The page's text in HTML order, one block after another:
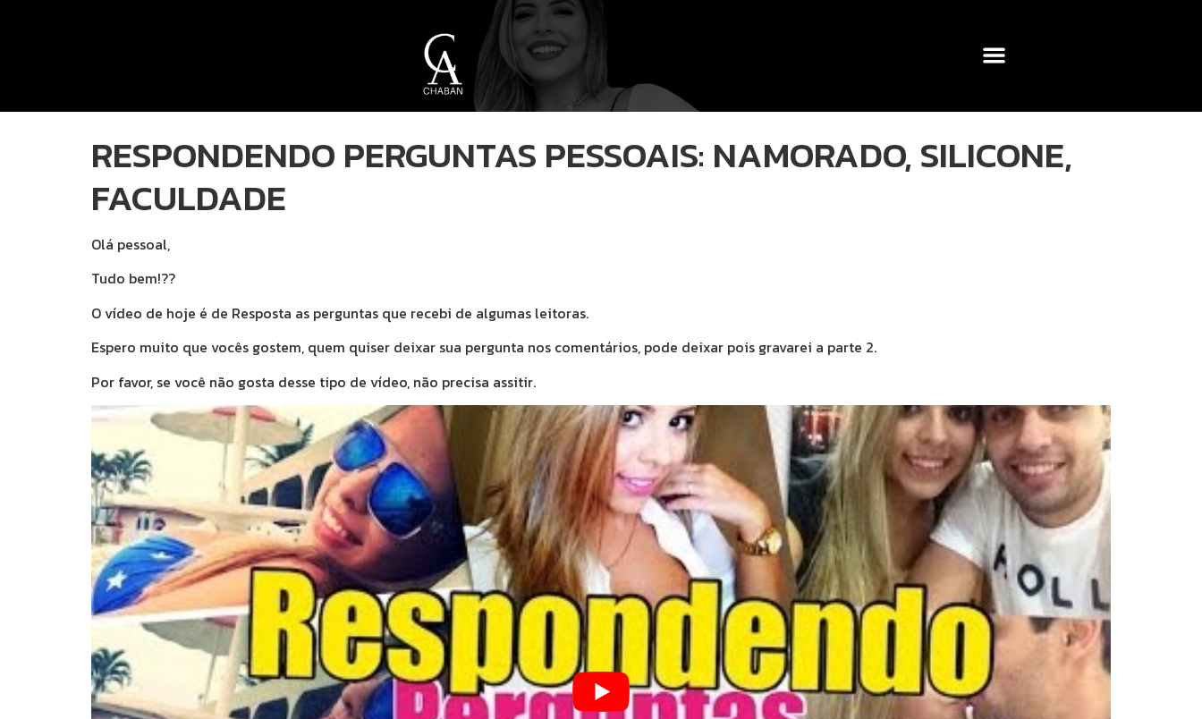
RESPONDENDO PERGUNTAS PESSOAIS: NAMORADO, SILICONE,
FACULDADE
Olá pessoal,
Tudo bem!??
O vídeo de hoje é de Resposta as perguntas que recebi de algumas leitoras.
Espero muito que vocês gostem, quem quiser deixar sua pergunta nos comentários, pode deixar pois gravarei a parte 2.
Por favor, se você não gosta desse tipo de vídeo, não precisa assitir.